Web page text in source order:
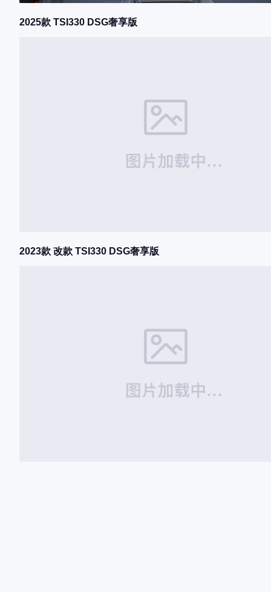
2025款 TSI330 DSG奢享版
2023款 改款 TSI330 DSG奢享版